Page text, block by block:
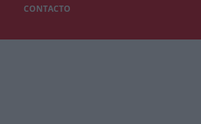
CONTACTO